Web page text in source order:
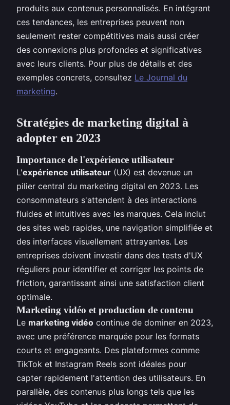
produits aux contenus personnalisés. En intégrant
ces tendances, les entreprises peuvent non
seulement rester compétitives mais aussi créer
des connexions plus profondes et significatives
avec leurs clients. Pour plus de détails et des
exemples concrets, consultez Le Journal du
marketing.
Stratégies de marketing digital à
adopter en 2023
Importance de l'expérience utilisateur
L'expérience utilisateur (UX) est devenue un
pilier central du marketing digital en 2023. Les
consommateurs s'attendent à des interactions
fluides et intuitives avec les marques. Cela inclut
des sites web rapides, une navigation simplifiée et
des interfaces visuellement attrayantes. Les
entreprises doivent investir dans des tests d'UX
réguliers pour identifier et corriger les points de
friction, garantissant ainsi une satisfaction client
optimale.
Marketing vidéo et production de contenu
Le marketing vidéo continue de dominer en 2023,
avec une préférence marquée pour les formats
courts et engageants. Des plateformes comme
TikTok et Instagram Reels sont idéales pour
capter rapidement l'attention des utilisateurs. En
parallèle, des contenus plus longs tels que les